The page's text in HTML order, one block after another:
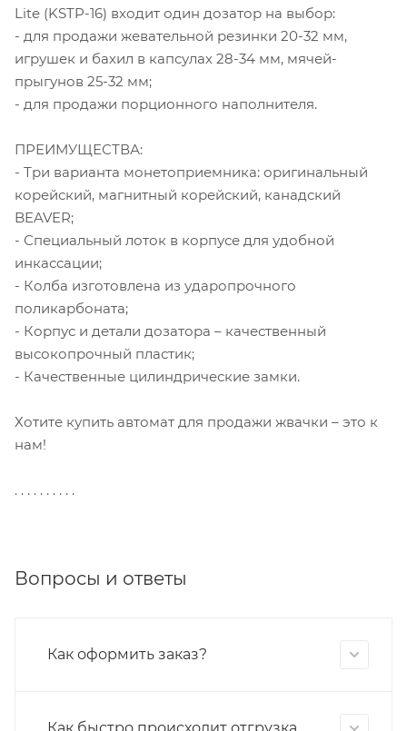
Lite (KSTP-16) входит один дозатор на выбор:
- для продажи жевательной резинки 20-32 мм,
игрушек и бахил в капсулах 28-34 мм, мячей-
прыгунов 25-32 мм;
- для продажи порционного наполнителя.
ПРЕИМУЩЕСТВА:
- Три варианта монетоприемника: оригинальный
корейский, магнитный корейский, канадский
BEAVER;
- Специальный лоток в корпусе для удобной
инкассации;
- Колба изготовлена из ударопрочного
поликарбоната;
- Корпус и детали дозатора – качественный
высокопрочный пластик;
- Качественные цилиндрические замки.
Хотите купить автомат для продажи жвачки – это к
нам!
. . . . . . . . . .
Вопросы и ответы
Как оформить заказ?
Как быстро происходит отгрузка